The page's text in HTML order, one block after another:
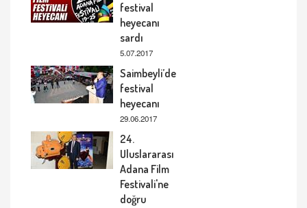
festival
heyecanı
sardı
5.07.2017
Saimbeyli’de
festival
heyecanı
29.06.2017
24.
Uluslararası
Adana Film
Festivali'ne
doğru